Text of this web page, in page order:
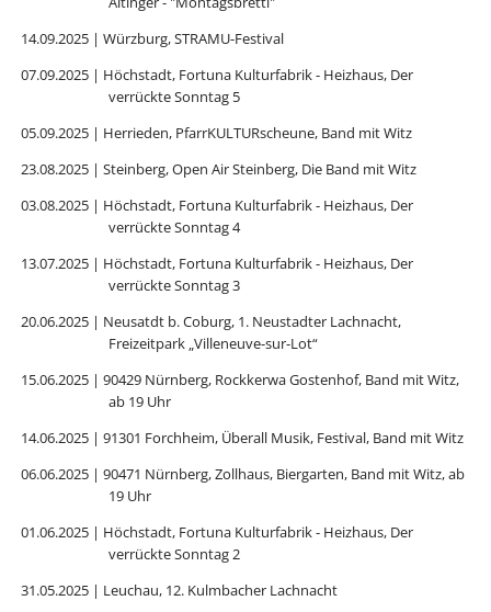
14.09.2025 | Würzburg, STRAMU-Festival
07.09.2025 | Höchstadt, Fortuna Kulturfabrik - Heizhaus, Der
verrückte Sonntag 5
05.09.2025 | Herrieden, PfarrKULTURscheune, Band mit Witz
23.08.2025 | Steinberg, Open Air Steinberg, Die Band mit Witz
03.08.2025 | Höchstadt, Fortuna Kulturfabrik - Heizhaus, Der
verrückte Sonntag 4
13.07.2025 | Höchstadt, Fortuna Kulturfabrik - Heizhaus, Der
verrückte Sonntag 3
20.06.2025 | Neusatdt b. Coburg, 1. Neustadter Lachnacht,
Freizeitpark „Villeneuve-sur-Lot“
15.06.2025 | 90429 Nürnberg, Rockkerwa Gostenhof, Band mit Witz,
ab 19 Uhr
14.06.2025 | 91301 Forchheim, Überall Musik, Festival, Band mit Witz
06.06.2025 | 90471 Nürnberg, Zollhaus, Biergarten, Band mit Witz, ab
19 Uhr
01.06.2025 | Höchstadt, Fortuna Kulturfabrik - Heizhaus, Der
verrückte Sonntag 2
31.05.2025 | Leuchau, 12. Kulmbacher Lachnacht